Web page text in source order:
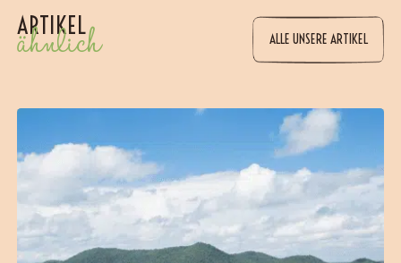
ARTIKEL
ähnlich ALLE UNSERE ARTIKEL